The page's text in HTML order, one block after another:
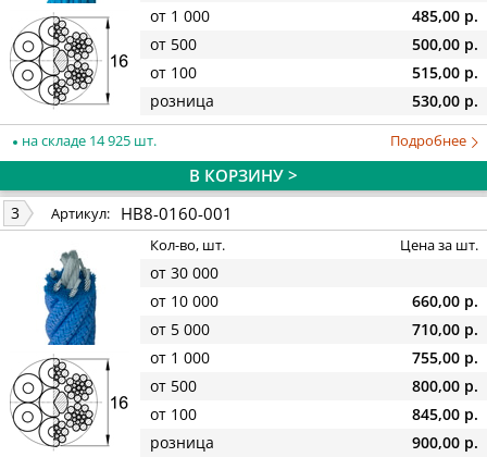
от 1 000
485,00 р.
от 500
500,00 р.
от 100
515,00 р.
розница
530,00 р.
на складе 14 925 шт. Подробнее
В КОРЗИНУ >
3 Артикул: HB8-0160-001
Кол-во, шт. Цена за шт.
от 30 000
от 10 000
660,00 р.
от 5 000
710,00 р.
от 1 000
755,00 р.
от 500
800,00 р.
от 100
845,00 р.
розница
900,00 р.